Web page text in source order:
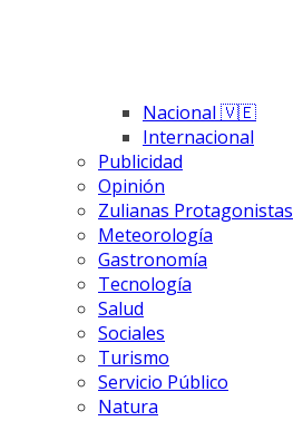
Nacional 🇻🇪
Internacional
Publicidad
Opinión
Zulianas Protagonistas
Meteorología
Gastronomía
Tecnología
Salud
Sociales
Turismo
Servicio Público
Natura